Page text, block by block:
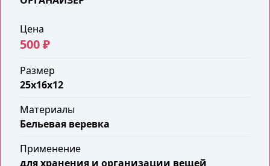
Цена
500 ₽
Размер
25x16x12
Материалы
Бельевая веревка
Применение
для хранения и организации вещей